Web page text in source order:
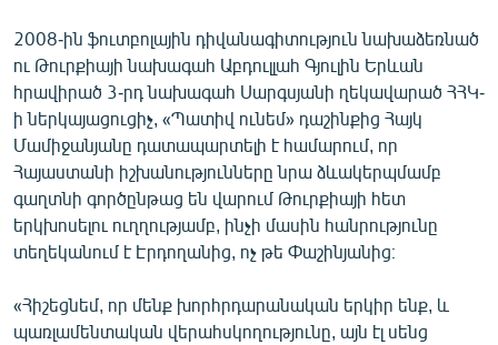
2008-ին ֆուտբոլային դիվանագիտություն նախաձեռնած
ու Թուրքիայի նախագահ Աբդուլլահ Գյուլին Երևան
հրավիրած 3-րդ նախագահ Սարգսյանի ղեկավարած ՀՀԿ-
ի ներկայացուցիչ, «Պատիվ ունեմ» դաշինքից Հայկ
Մամիջանյանը դատապարտելի է համարում, որ
Հայաստանի իշխանությունները նրա ձևակերպմամբ
գաղտնի գործընթաց են վարում Թուրքիայի հետ
երկխոսելու ուղղությամբ, ինչի մասին հանրությունը
տեղեկանում է Էրդողանից, ոչ թե Փաշինյանից։
«Հիշեցնեմ, որ մենք խորհրդարանական երկիր ենք, և
պառլամենտական վերահսկողությունը, այն էլ սենց